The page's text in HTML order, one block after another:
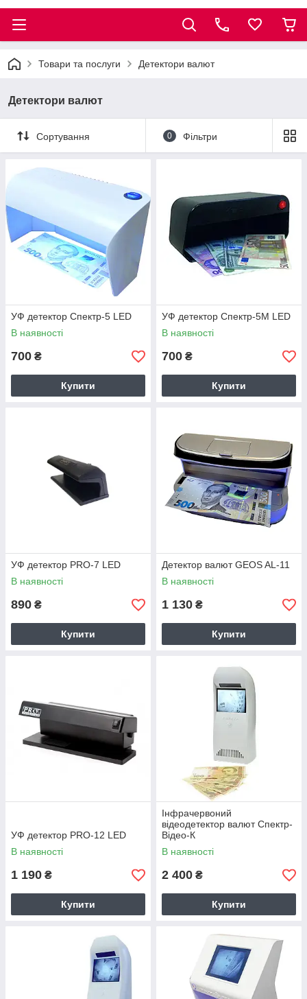
Товари та послуги Детектори валют
Детектори валют
Сортування 0 Фільтри
УФ детектор Спектр-5 LED
В наявності
700 ₴
Купити
УФ детектор Спектр-5M LED
В наявності
700 ₴
Купити
УФ детектор PRO-7 LED
В наявності
890 ₴
Купити
Детектор валют GEOS AL-11
В наявності
1 130 ₴
Купити
УФ детектор PRO-12 LED
В наявності
1 190 ₴
Купити
Інфрачервоний
відеодетектор валют Спектр-
Відео-К
В наявності
2 400 ₴
Купити